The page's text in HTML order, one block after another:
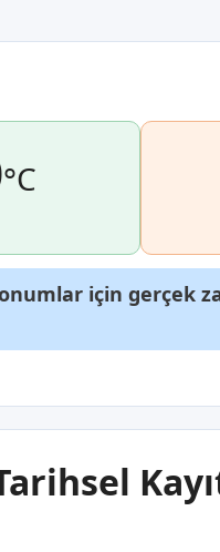
°C
için gerçek